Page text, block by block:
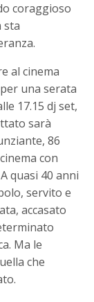
coraggioso
sta
al cinema
una serata
17.15 dj set,
sarà
86
con
quasi 40 anni
servito e
accasato
Ma le
che